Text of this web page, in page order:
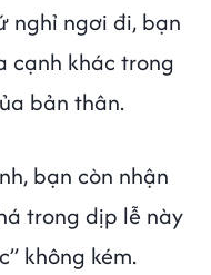
nghỉ ngơi đi, bạn
cạnh khác trong
bản thân.
bạn còn nhận
trong dịp lễ này
không kém.